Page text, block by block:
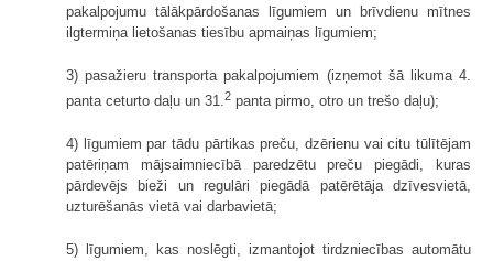
pakalpojumu tālākpārdošanas līgumiem un brīvdienu mītnes
ilgtermiņa lietošanas tiesību apmaiņas līgumiem;
3) pasažieru transporta pakalpojumiem (izņemot šā likuma 4.
panta ceturto daļu un 31.2 panta pirmo, otro un trešo daļu);
4) līgumiem par tādu pārtikas preču, dzērienu vai citu tūlītējam
patēriņam mājsaimniecībā paredzētu preču piegādi, kuras
pārdevējs bieži un regulāri piegādā patērētāja dzīvesvietā,
uzturēšanās vietā vai darbavietā;
5) līgumiem, kas noslēgti, izmantojot tirdzniecības automātu